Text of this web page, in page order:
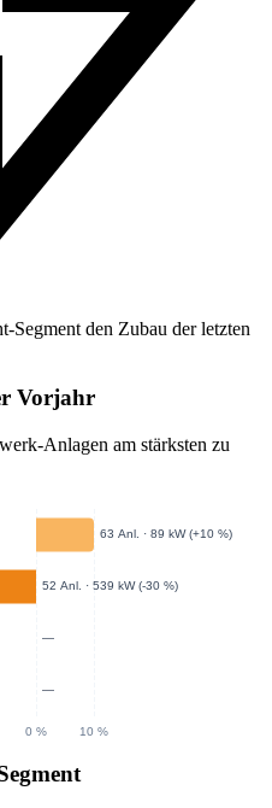
Segment den Zubau der letzten
Vorjahr
Anlagen am stärksten zu